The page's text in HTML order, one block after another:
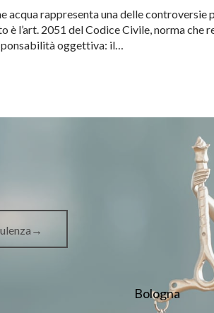
acqua rappresenta una delle
l’art. 2051 del Codice Civile, norma che
oggettiva: il…
Bologna